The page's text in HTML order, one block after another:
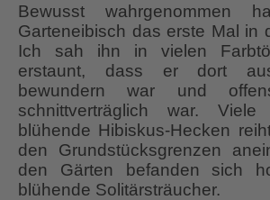
Bewusst wahrgenommen
Garteneibisch das erste Mal in
Ich sah ihn in vielen
erstaunt, dass er dort
bewundern war und
schnittverträglich war.
blühende Hibiskus-Hecken
den Grundstücksgrenzen
den Gärten befanden sich
blühende Solitärsträucher.